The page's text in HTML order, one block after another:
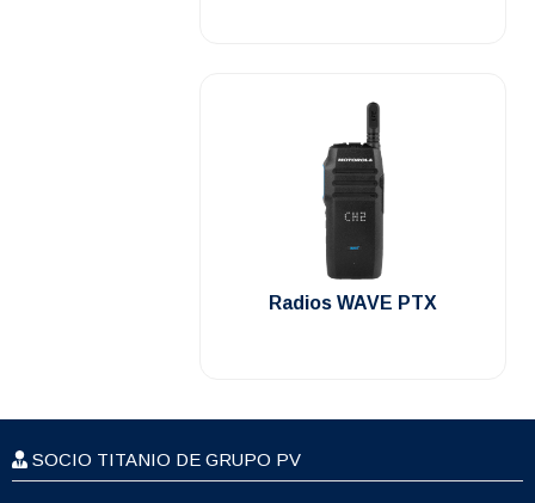
.
Radios WAVE PTX
SOCIO TITANIO DE GRUPO PV